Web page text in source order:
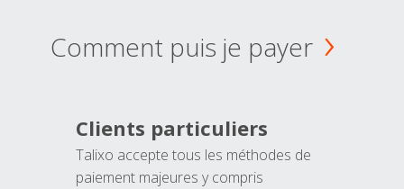
Comment puis je payer
Clients particuliers
Talixo accepte tous les méthodes de
paiement majeures y compris